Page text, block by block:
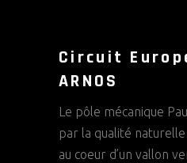
Circuit
ARNOS
Le pôle mécanique
par la qualité
au coeur d’un vallon